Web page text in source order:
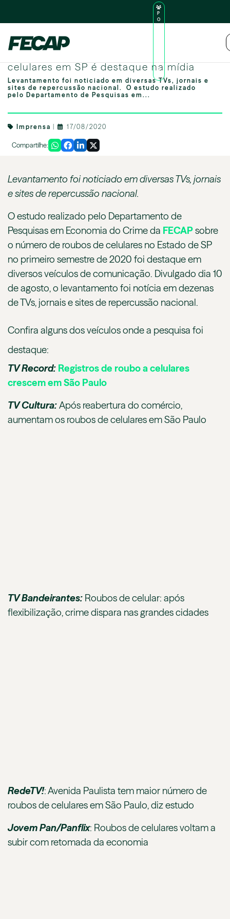
P
O
U
N
celulares em SP é destaque na mídia
Levantamento foi noticiado em diversas TVs, jornais e
sites de repercussão nacional. O estudo realizado
pelo Departamento de Pesquisas em...
Imprensa 17/08/2020
Compartilhe:
Levantamento foi noticiado em diversas TVs, jornais
e sites de repercussão nacional.
O estudo realizado pelo Departamento de
Pesquisas em Economia do Crime da FECAPsobre
o número de roubos de celulares no Estado de SP
no primeiro semestre de 2020 foi destaque em
diversos veículos de comunicação. Divulgado dia 10
de agosto, o levantamento foi notícia em dezenas
de TVs, jornais e sites de repercussão nacional.
Confira alguns dos veículos onde a pesquisa foi
destaque:
TV Record: Registros de roubo a celulares
crescem em São Paulo
TV Cultura:Após reabertura do comércio,
aumentam os roubos de celulares em São Paulo
TV Bandeirantes: Roubos de celular: após
flexibilização, crime dispara nas grandes cidades
RedeTV!:Avenida Paulista tem maior número de
roubos de celulares em São Paulo, diz estudo
Jovem Pan/Panflix: Roubos de celulares voltam a
subir com retomada da economia